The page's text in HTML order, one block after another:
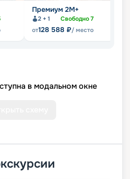
Премиум 2М+
2 + 1 Свободно7
от128 588 ₽/ место
в модальном окне